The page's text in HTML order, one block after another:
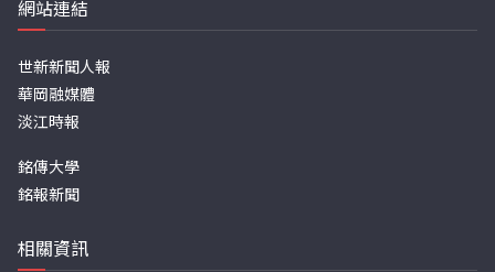
網站連結
世新新聞人報
華岡融媒體
淡江時報
銘傳大學
銘報新聞
相關資訊